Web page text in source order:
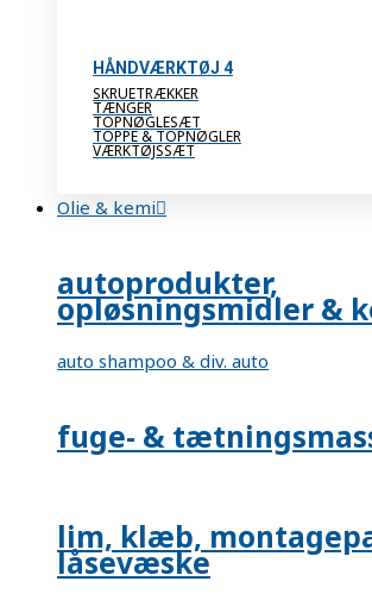
HÅNDVÆRKTØJ 4
SKRUETRÆKKER
TÆNGER
TOPNØGLESÆT
TOPPE & TOPNØGLER
VÆRKTØJSSÆT
Olie & kemi
autoprodukter,
opløsningsmidler &
auto shampoo & div. auto
fuge- &
lim, klæb,
låsevæske